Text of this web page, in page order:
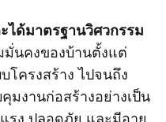
ได้มาตรฐานวิศวกรรม
นคงของบ้านตั้งแต่
โครงสร้าง ไปจนถึง
มงานก่อสร้างอย่างเป็น